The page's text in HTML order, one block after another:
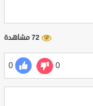
72 مشاهدة
0
0